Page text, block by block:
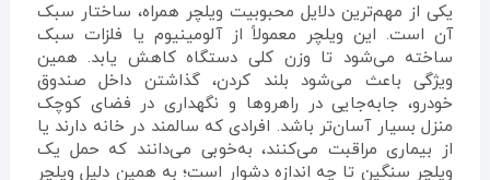
یکی از مهم‌ترین دلایل محبوبیت ویلچر همراه، ساختار سبک
آن است. این ویلچر معمولاً از آلومینیوم یا فلزات سبک
ساخته می‌شود تا وزن کلی دستگاه کاهش یابد. همین
ویژگی باعث می‌شود بلند کردن، گذاشتن داخل صندوق
خودرو، جابه‌جایی در راهروها و نگهداری در فضای کوچک
منزل بسیار آسان‌تر باشد. افرادی که سالمند در خانه دارند یا
از بیماری مراقبت می‌کنند، به‌خوبی می‌دانند که حمل یک
ویلچر سنگین تا چه اندازه دشوار است؛ به همین دلیل ویلچر